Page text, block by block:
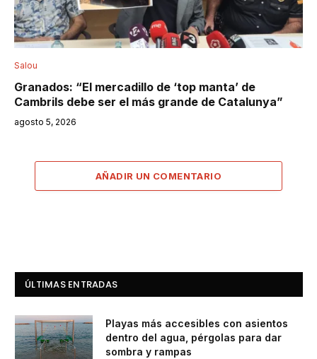
Salou
Granados: “El mercadillo de ‘top manta’ de
Cambrils debe ser el más grande de Catalunya”
agosto 5, 2026
AÑADIR UN COMENTARIO
ÚLTIMAS ENTRADAS
Playas más accesibles con asientos
dentro del agua, pérgolas para dar
sombra y rampas